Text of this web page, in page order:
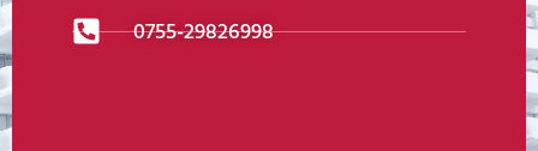
0755-29826998